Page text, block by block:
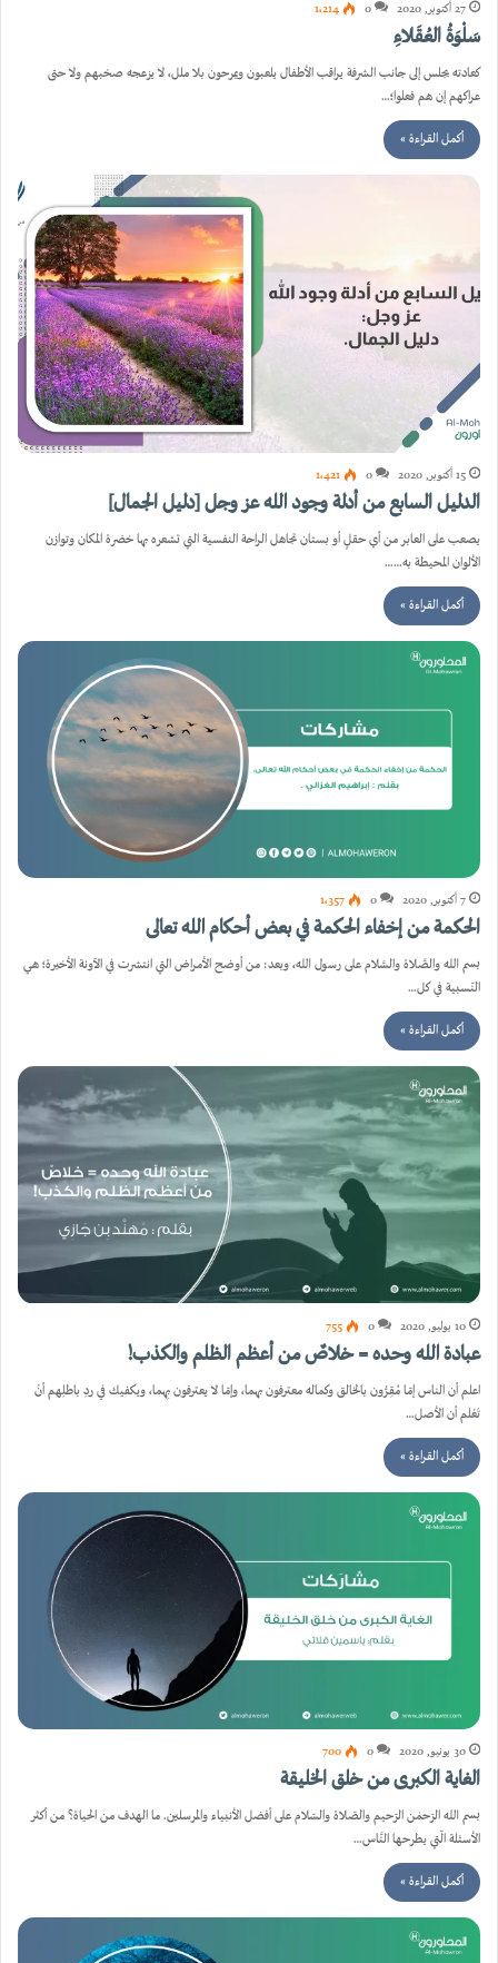
27 أكتوبر, 2020 0 1٬214
سَلْوَةُ العُقَلاءِ
كعادته يجلس إلى جانب الشرفة يراقب الأطفال يلعبون ويمرحون بلا ملل، لا يزعجه صخبهم ولا حتى
عراكهم إن هم فعلوا؛…
أكمل القراءة »
15 أكتوبر, 2020 0 1٬421
الدليل السابع من أدلة وجود الله عز وجل [دليل الجمال]
يصعب على العابر من أي حقلٍ أو بستان تجاهل الراحة النفسية التي تشعره بها خضرة المكان وتوازن
الألوان المحيطة به……
أكمل القراءة »
7 أكتوبر, 2020 0 1٬357
الحكمة من إخفاء الحكمة في بعض أحكام الله تعالى
بسم الله والصَّلاة والسَّلام على رسول الله، وبعد: من أوضح الأمراض التي انتشرت في الآونة الأخيرة؛ هي
النّسبية في كل…
أكمل القراءة »
10 يوليو, 2020 0
755
عبادة الله وحده = خلاصٌ من أعظم الظلم والكذب!
اعلم أن الناس إمّا مُقِرُّون بالخالق وكماله معترفون بهما، وإمّا لا يعترفون بِهما، ويكفيك في ردِ باطلِهم أنْ
تَعْلم أن الأصل…
أكمل القراءة »
30 يونيو, 2020 0
700
الغاية الكبرى من خلق الخليقة
بسم الله الرّحمٰن الرّحيم والصّلاة والسّلام على أفضل الأنبياء والمرسلين. ما الهدف من الحياة؟ من أكثر
الأسئلة الّتي يطرحها النَّاس…
أكمل القراءة »